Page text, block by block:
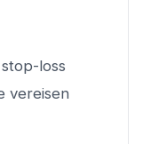
loss
vereisen